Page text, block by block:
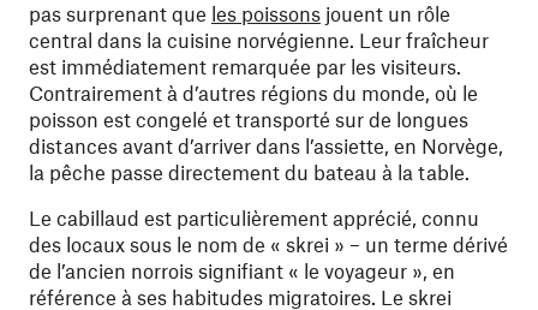
pas surprenant que les poissons jouent un rôle
central dans la cuisine norvégienne. Leur fraîcheur
est immédiatement remarquée par les visiteurs.
Contrairement à d’autres régions du monde, où le
poisson est congelé et transporté sur de longues
distances avant d’arriver dans l’assiette, en Norvège,
la pêche passe directement du bateau à la table.
Le cabillaud est particulièrement apprécié, connu
des locaux sous le nom de « skrei » – un terme dérivé
de l’ancien norrois signifiant « le voyageur », en
référence à ses habitudes migratoires. Le skrei